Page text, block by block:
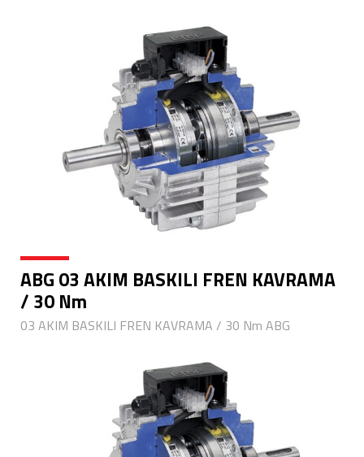
ABG 03 AKIM BASKILI FREN KAVRAMA
/ 30 Nm
03 AKIM BASKILI FREN KAVRAMA / 30 Nm ABG